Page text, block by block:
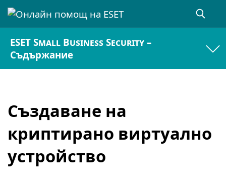
ESET Small Business Security –
Съдържание
Създаване на
криптирано виртуално
устройство